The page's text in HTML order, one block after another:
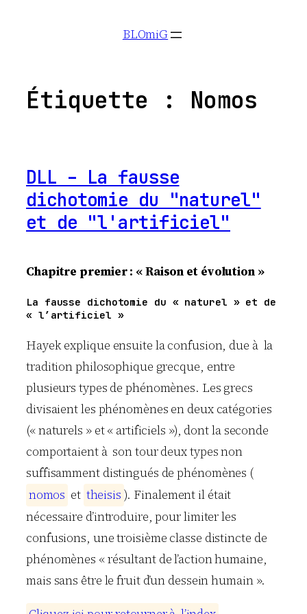
BLOmiG
Étiquette : Nomos
DLL – La fausse
dichotomie du "naturel"
et de "l'artificiel"
Chapitre premier : « Raison et évolution »
La fausse dichotomie du « naturel » et de
« l’artificiel »
Hayekexplique ensuite la confusion, due à la
tradition philosophique grecque, entre
plusieurs types de phénomènes. Les grecs
divisaient les phénomènes en deux catégories
(« naturels » et « artificiels »), dont la seconde
comportaient à son tour deux types non
suffisamment distingués de phénomènes (
nomos et theisis ). Finalement il était
nécessaire d’introduire, pour limiter les
confusions, une troisième classe distincte de
phénomènes « résultant de l’action humaine,
mais sans être le fruit d’un dessein humain ».